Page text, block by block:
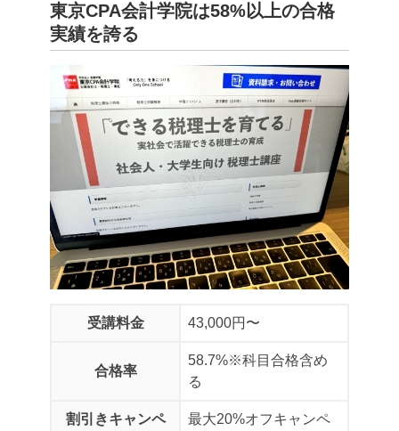
東京CPA会計学院は58%以上の合格
実績を誇る
受講料金 43,000円〜
合格率
58.7%※科目合格含め
る
割引きキャンペ
最大20%オフキャンペ